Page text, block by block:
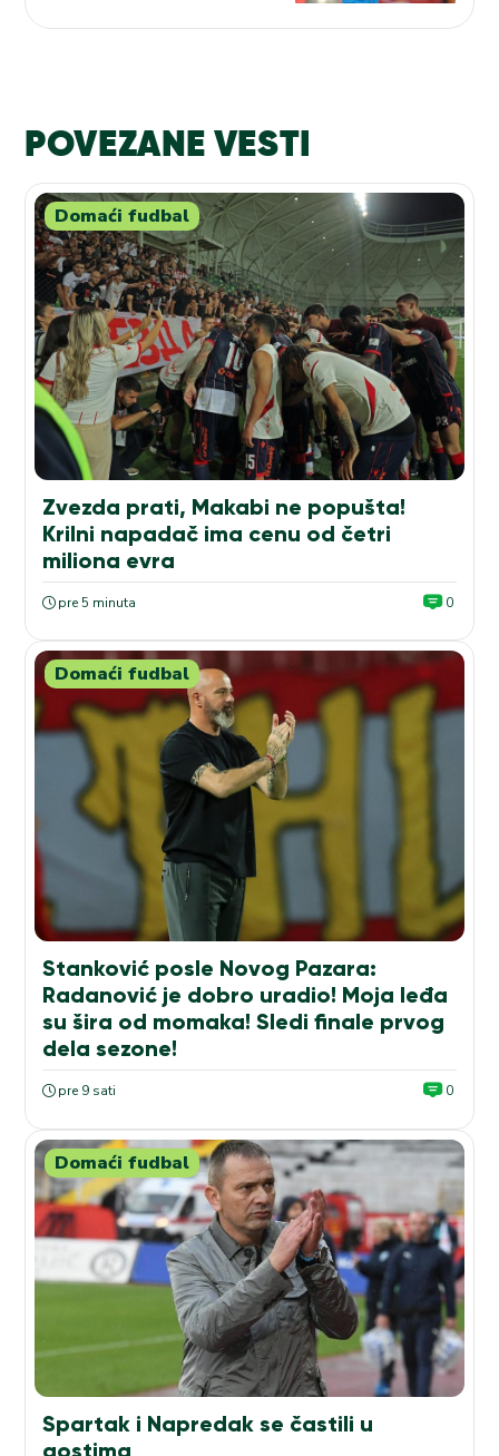
POVEZANE VESTI
Domaći fudbal
Zvezda prati, Makabi ne popušta!
Krilni napadač ima cenu od četri
miliona evra
pre 5 minuta 0
Domaći fudbal
Stanković posle Novog Pazara:
Radanović je dobro uradio! Moja leđa
su šira od momaka! Sledi finale prvog
dela sezone!
pre 9 sati 0
Domaći fudbal
Spartak i Napredak se častili u
gostima